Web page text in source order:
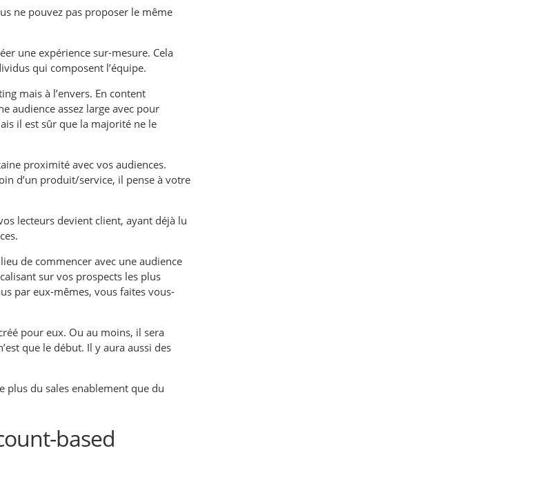
ne pouvez pas proposer le même
une expérience sur-mesure. Cela
qui composent l’équipe.
mais à l’envers. En content
audience assez large avec pour
il est sûr que la majorité ne le
proximité avec vos audiences.
d’un produit/service, il pense à votre
lecteurs devient client, ayant déjà lu
de commencer avec une audience
sur vos prospects les plus
par eux-mêmes, vous faites vous-
pour eux. Ou au moins, il sera
que le début. Il y aura aussi des
plus du sales enablement que du
based